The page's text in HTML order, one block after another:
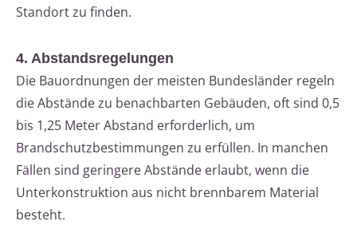
Standort zu finden.
4. Abstandsregelungen
Die Bauordnungen der meisten Bundesländer regeln
die Abstände zu benachbarten Gebäuden, oft sind 0,5
bis 1,25 Meter Abstand erforderlich, um
Brandschutzbestimmungen zu erfüllen. In manchen
Fällen sind geringere Abstände erlaubt, wenn die
Unterkonstruktion aus nicht brennbarem Material
besteht.